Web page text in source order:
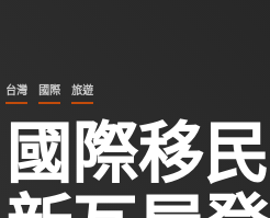
台灣 國際 旅遊
國際移